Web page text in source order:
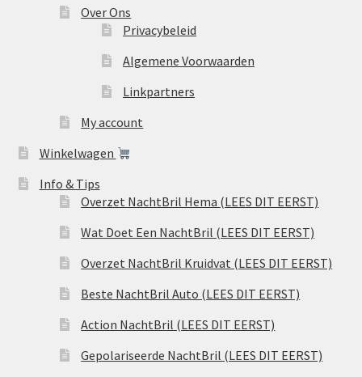
Over Ons
Privacybeleid
Algemene Voorwaarden
Linkpartners
My account
Winkelwagen
Info & Tips
Overzet NachtBril Hema (LEES DIT EERST)
Wat Doet Een NachtBril (LEES DIT EERST)
Overzet NachtBril Kruidvat (LEES DIT EERST)
Beste NachtBril Auto (LEES DIT EERST)
Action NachtBril (LEES DIT EERST)
Gepolariseerde NachtBril (LEES DIT EERST)